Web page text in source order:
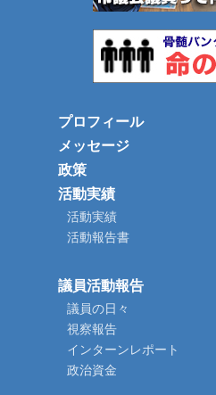
プロフィール
メッセージ
政策
活動実績
活動実績
活動報告書
議員活動報告
議員の日々
視察報告
インターンレポート
政治資金